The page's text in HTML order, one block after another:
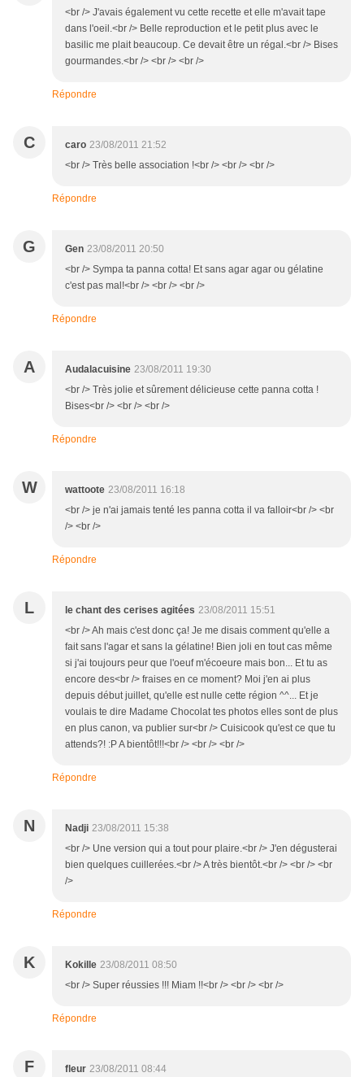
<br /> J'avais également vu cette recette et elle m'avait tape
dans l'oeil.<br /> Belle reproduction et le petit plus avec le
basilic me plait beaucoup. Ce devait être un régal.<br /> Bises
gourmandes.<br /> <br /> <br />
Répondre
C caro 23/08/2011 21:52
<br /> Très belle association !<br /> <br /> <br />
Répondre
G Gen 23/08/2011 20:50
<br /> Sympa ta panna cotta! Et sans agar agar ou gélatine
c'est pas mal!<br /> <br /> <br />
Répondre
A Audalacuisine 23/08/2011 19:30
<br /> Très jolie et sûrement délicieuse cette panna cotta !
Bises<br /> <br /> <br />
Répondre
W wattoote 23/08/2011 16:18
<br /> je n'ai jamais tenté les panna cotta il va falloir<br /> <br
/> <br />
Répondre
L le chant des cerises agitées 23/08/2011 15:51
<br /> Ah mais c'est donc ça! Je me disais comment qu'elle a
fait sans l'agar et sans la gélatine! Bien joli en tout cas même
si j'ai toujours peur que l'oeuf m'écoeure mais bon... Et tu as
encore des<br /> fraises en ce moment? Moi j'en ai plus
depuis début juillet, qu'elle est nulle cette région ^^... Et je
voulais te dire Madame Chocolat tes photos elles sont de plus
en plus canon, va publier sur<br /> Cuisicook qu'est ce que tu
attends?! :P A bientôt!!!<br /> <br /> <br />
Répondre
N Nadji 23/08/2011 15:38
<br /> Une version qui a tout pour plaire.<br /> J'en dégusterai
bien quelques cuillerées.<br /> A très bientôt.<br /> <br /> <br
/>
Répondre
K Kokille 23/08/2011 08:50
<br /> Super réussies !!! Miam !!<br /> <br /> <br />
Répondre
F fleur 23/08/2011 08:44